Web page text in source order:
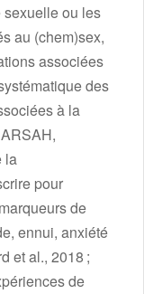
ou les
au (chem)sex,
associées
des
à la
la
pour
de
ennui, anxiété
et al., 2018 ;
de